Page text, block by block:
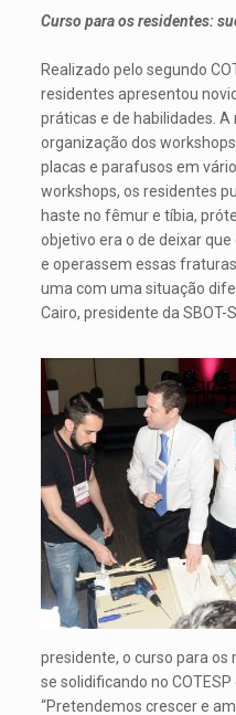
Curso para os residentes:
Realizado pelo segundo
residentes apresentou
práticas e de habilidades.
organização dos
placas e parafusos em
workshops, os residentes
haste no fêmur e tíbia,
objetivo era o de deixar
e operassem essas
uma com uma situação
Cairo, presidente da SBOT-
presidente, o curso para
se solidificando no
“Pretendemos crescer e